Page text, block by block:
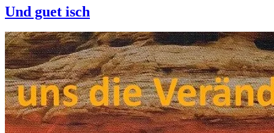
Und guet isch